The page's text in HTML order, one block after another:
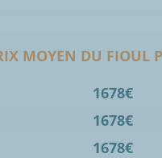
MOYEN DU FIOUL
1678€
1678€
1678€